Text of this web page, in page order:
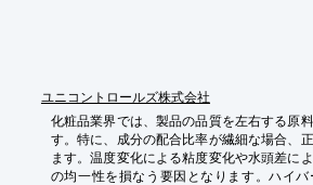
ユニコントロールズ株式会社
化粧品業界では、製品の品質を左右する原
す。特に、成分の配合比率が繊細な場合、
ます。温度変化による粘度変化や水頭差に
の均一性を損なう要因となります。ハイバ